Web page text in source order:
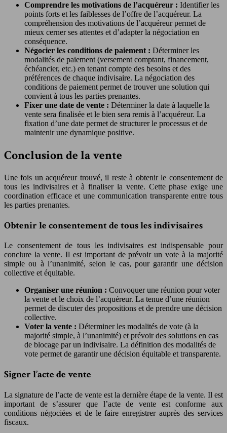
Comprendre les motivations de l’acquéreur : Identifier les
points forts et les faiblesses de l’offre de l’acquéreur. La
compréhension des motivations de l’acquéreur permet de
mieux cerner ses attentes et d’adapter la négociation en
conséquence.
Négocier les conditions de paiement : Déterminer les
modalités de paiement (versement comptant, financement,
échéancier, etc.) en tenant compte des besoins et des
préférences de chaque indivisaire. La négociation des
conditions de paiement permet de trouver une solution qui
convient à tous les parties prenantes.
Fixer une date de vente : Déterminer la date à laquelle la
vente sera finalisée et le bien sera remis à l’acquéreur. La
fixation d’une date permet de structurer le processus et de
maintenir une dynamique positive.
Conclusion de la vente
Une fois un acquéreur trouvé, il reste à obtenir le consentement de
tous les indivisaires et à finaliser la vente. Cette phase exige une
coordination efficace et une communication transparente entre tous
les parties prenantes.
Obtenir le consentement de tous les indivisaires
Le consentement de tous les indivisaires est indispensable pour
conclure la vente. Il est important de prévoir un vote à la majorité
simple ou à l’unanimité, selon le cas, pour garantir une décision
collective et équitable.
Organiser une réunion : Convoquer une réunion pour voter
la vente et le choix de l’acquéreur. La tenue d’une réunion
permet de discuter des propositions et de prendre une décision
collective.
Voter la vente : Déterminer les modalités de vote (à la
majorité simple, à l’unanimité) et prévoir des solutions en cas
de blocage par un indivisaire. La définition des modalités de
vote permet de garantir une décision équitable et transparente.
Signer l’acte de vente
La signature de l’acte de vente est la dernière étape de la vente. Il est
important de s’assurer que l’acte de vente est conforme aux
conditions négociées et de le faire enregistrer auprès des services
fiscaux.